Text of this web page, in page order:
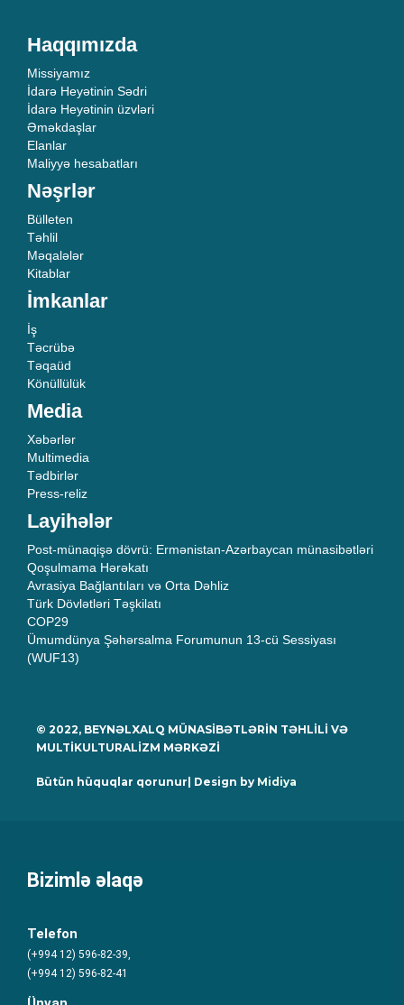
Haqqımızda
Missiyamız
İdarə Heyətinin Sədri
İdarə Heyətinin üzvləri
Əməkdaşlar
Elanlar
Maliyyə hesabatları
Nəşrlər
Bülleten
Təhlil
Məqalələr
Kitablar
İmkanlar
İş
Təcrübə
Təqaüd
Könüllülük
Media
Xəbərlər
Multimedia
Tədbirlər
Press-reliz
Layihələr
Post-münaqişə dövrü: Ermənistan-Azərbaycan münasibətləri
Qoşulmama Hərəkatı
Avrasiya Bağlantıları və Orta Dəhliz
Türk Dövlətləri Təşkilatı
COP29
Ümumdünya Şəhərsalma Forumunun 13-cü Sessiyası
(WUF13)
© 2022, BEYNƏLXALQ MÜNASİBƏTLƏRİN TƏHLİLİ VƏ
MULTİKULTURALİZM MƏRKƏZİ
Bütün hüquqlar qorunur| Design by Midiya
Bizimlə əlaqə
Telefon
(+994 12) 596-82-39,
(+994 12) 596-82-41